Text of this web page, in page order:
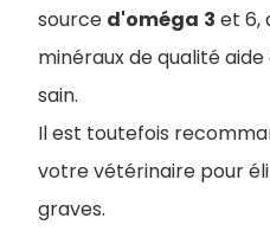
source d'oméga 3 et 6,
minéraux de qualité
sain.
Il est toutefois
votre vétérinaire pour
graves.